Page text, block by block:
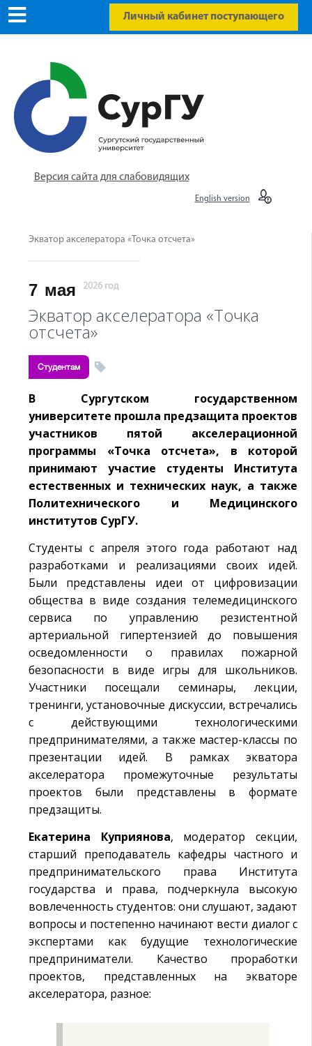
Личный кабинет поступающего
Версия сайта для слабовидящих
English version
Экватор акселератора «Точка отсчета»
7 мая 2026 год
Экватор акселератора «Точка
отсчета»
Студентам
В Сургутском государственном
университете прошла предзащита проектов
участников пятой акселерационной
программы «Точка отсчета», в которой
принимают участие студенты Института
естественных и технических наук, а также
Политехнического и Медицинского
институтов СурГУ.
Студенты с апреля этого года работают над
разработками и реализациями своих идей.
Были представлены идеи от цифровизации
общества в виде создания телемедицинского
сервиса по управлению резистентной
артериальной гипертензией до повышения
осведомленности о правилах пожарной
безопасности в виде игры для школьников.
Участники посещали семинары, лекции,
тренинги, установочные дискуссии, встречались
с действующими технологическими
предпринимателями, а также мастер-классы по
презентации идей. В рамках экватора
акселератора промежуточные результаты
проектов были представлены в формате
предзащиты.
Екатерина Куприянова, модератор секции,
старший преподаватель кафедры частного и
предпринимательского права Института
государства и права, подчеркнула высокую
вовлеченность студентов: они слушают, задают
вопросы и постепенно начинают вести диалог с
экспертами как будущие технологические
предприниматели. Качество проработки
проектов, представленных на экваторе
акселератора, разное: